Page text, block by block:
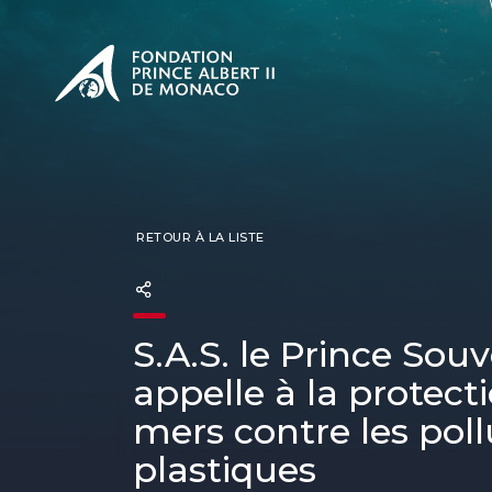
PRÉSENTATION
RETOUR À LA LISTE
S.A.S. le Prince
appelle à la
mers contre les
plastiques